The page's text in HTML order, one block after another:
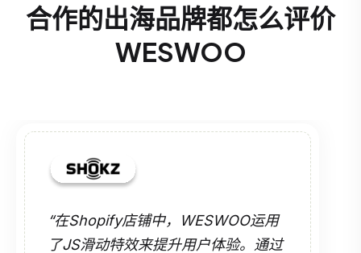
合作的出海品牌都怎么评价
WESWOO
“在Shopify店铺中，WESWOO运用
了JS滑动特效来提升用户体验。通过